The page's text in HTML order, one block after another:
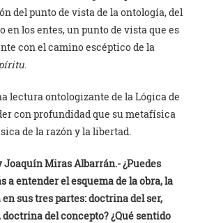
del punto de vista de la ontología, del
en los entes, un punto de vista que es
con el camino escéptico de la
lectura ontologizante de la Lógica de
con profundidad que su metafísica
de la razón y la libertad.
Joaquín Miras Albarrán.- ¿Puedes
a entender el esquema de la obra, la
sus tres partes: doctrina del ser,
del concepto? ¿Qué sentido